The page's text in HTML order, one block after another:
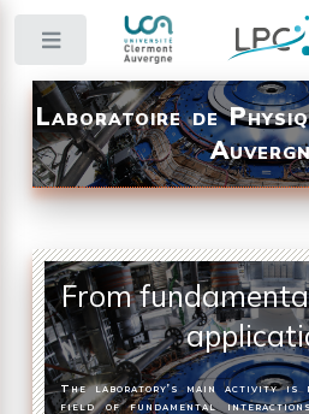
Laboratoire de
From
The laboratory’s main activity is
field of fundamental
Toggle